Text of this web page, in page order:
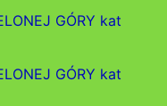
GÓRY kat
GÓRY kat